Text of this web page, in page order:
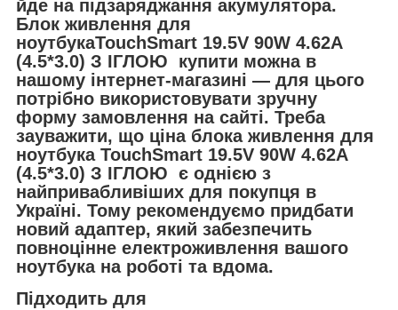
йде на підзаряджання акумулятора.
Блок живлення для
ноутбукаTouchSmart 19.5V 90W 4.62A
(4.5*3.0) З ІГЛОЮ купити можна в
нашому інтернет-магазині — для цього
потрібно використовувати зручну
форму замовлення на сайті. Треба
зауважити, що ціна блока живлення для
ноутбука TouchSmart 19.5V 90W 4.62A
(4.5*3.0) З ІГЛОЮ є однією з
найпривабливіших для покупця в
Україні. Тому рекомендуємо придбати
новий адаптер, який забезпечить
повноцінне електроживлення вашого
ноутбука на роботі та вдома.
Підходить для